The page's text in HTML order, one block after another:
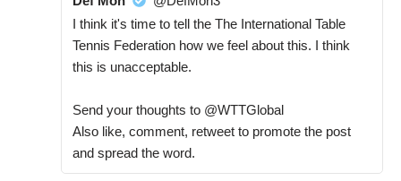
I think it's time to tell the The International Table
Tennis Federation how we feel about this. I think
this is unacceptable.
Send your thoughts to @WTTGlobal
Also like, comment, retweet to promote the post
and spread the word.